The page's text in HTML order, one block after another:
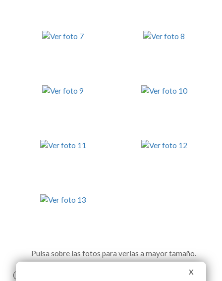
Pulsa sobre las fotos para verlas a mayor tamaño.
Comenta esta noticia en Facebook X